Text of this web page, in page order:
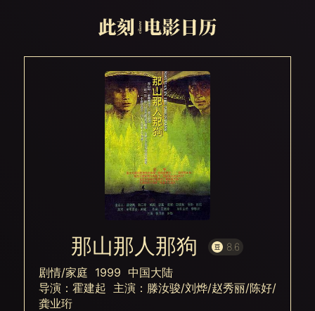
那山那人那狗 8.6
剧情/家庭 1999 中国大陆
导演：霍建起 主演：滕汝骏/刘烨/赵秀丽/陈好/
龚业珩